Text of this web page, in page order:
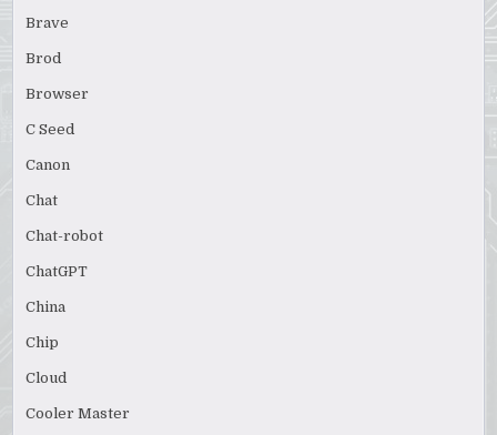
Brave
Brod
Browser
C Seed
Canon
Chat
Chat-robot
ChatGPT
China
Chip
Cloud
Cooler Master